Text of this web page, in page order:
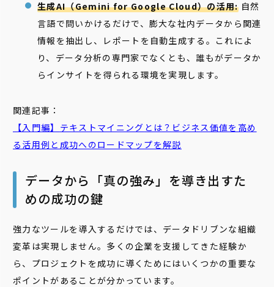
生成AI（Gemini for Google Cloud）の活用:自然
言語で問いかけるだけで、膨大な社内データから関連
情報を抽出し、レポートを自動生成する。これによ
り、データ分析の専門家でなくとも、誰もがデータか
らインサイトを得られる環境を実現します。
関連記事：
【入門編】 テキスト マイニング とは？ビジネス価値を高め
る活用例と成功へのロードマップを解説
データから「真の強み」を導き出すた
めの成功の鍵
強力なツールを導入するだけでは、データドリブンな組織
変革は実現しません。多くの企業を支援してきた経験か
ら、プロジェクトを成功に導くためにはいくつかの重要な
ポイントがあることが分かっています。